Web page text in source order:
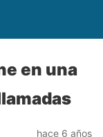
en una
hace 6 años